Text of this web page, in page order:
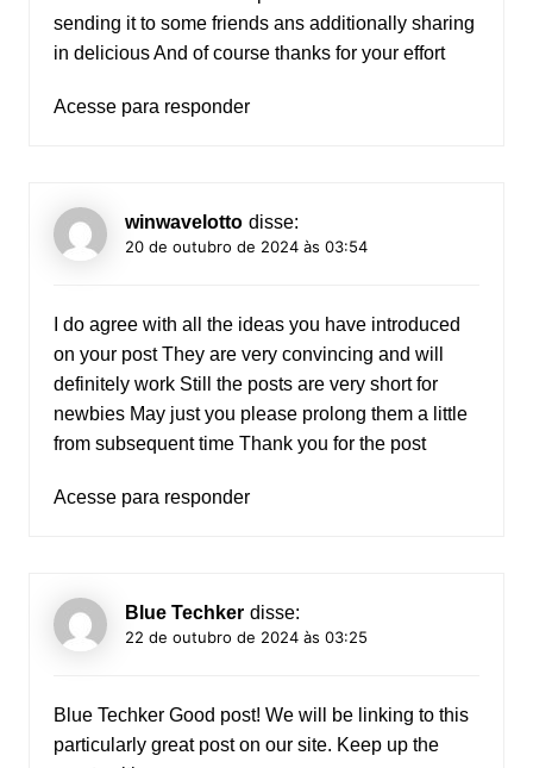
sending it to some friends ans additionally sharing
in delicious And of course thanks for your effort
Acesse para responder
winwavelotto disse:
20 de outubro de 2024 às 03:54
I do agree with all the ideas you have introduced
on your post They are very convincing and will
definitely work Still the posts are very short for
newbies May just you please prolong them a little
from subsequent time Thank you for the post
Acesse para responder
Blue Techker disse:
22 de outubro de 2024 às 03:25
Blue TechkerGood post! We will be linking to this
particularly great post on our site. Keep up the